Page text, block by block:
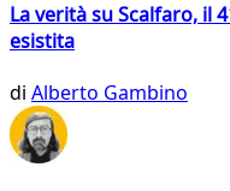
La verità su Scalfaro, il
esistita
di Alberto Gambino